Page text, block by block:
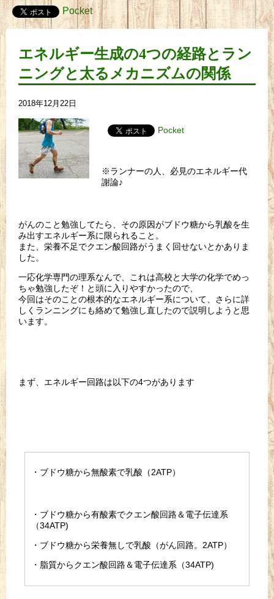
Pocket
エネルギー生成の4つの経路とラン
ニングと太るメカニズムの関係
2018年12月22日
Pocket
※ランナーの人、必見のエネルギー代
謝論♪
がんのこと勉強してたら、その原因がブドウ糖から乳酸を生
み出すエネルギー系に限られること。
また、 栄養不足でクエン酸回路がうまく回せないとかありま
した。
一応化学専門の理系なんで、これは高校と大学の化学でめっ
ちゃ勉強したぞ！と頭に入りやすかったので、
今回はそのことの根本的なエネルギー系について、さらに詳
しくランニングにも絡めて勉強し直したので説明しようと思
います。
まず、エネルギー回路は以下の4つがあります
・ブドウ糖から無酸素で乳酸（2ATP）
・ブドウ糖から有酸素でクエン酸回路＆電子伝達系
（34ATP)
・ブドウ糖から栄養無しで乳酸（がん回路。2ATP）
・脂質からクエン酸回路＆電子伝達系（34ATP)